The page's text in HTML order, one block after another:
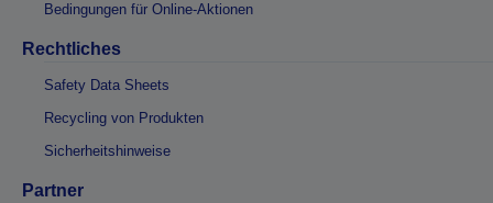
Bedingungen für Online-Aktionen
Rechtliches
Safety Data Sheets
Recycling von Produkten
Sicherheitshinweise
Partner